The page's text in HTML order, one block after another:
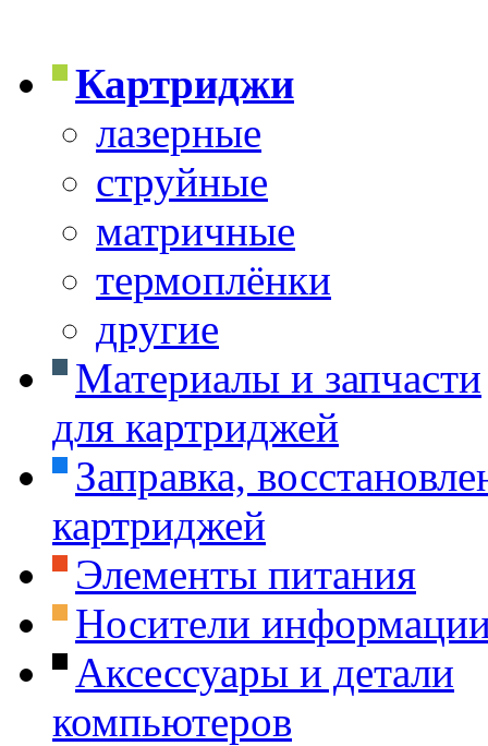
Картриджи
лазерные
струйные
матричные
термоплёнки
другие
Материалы и запчасти
для картриджей
Заправка,
картриджей
Элементы питания
Носители
Аксессуары и детали
компьютеров